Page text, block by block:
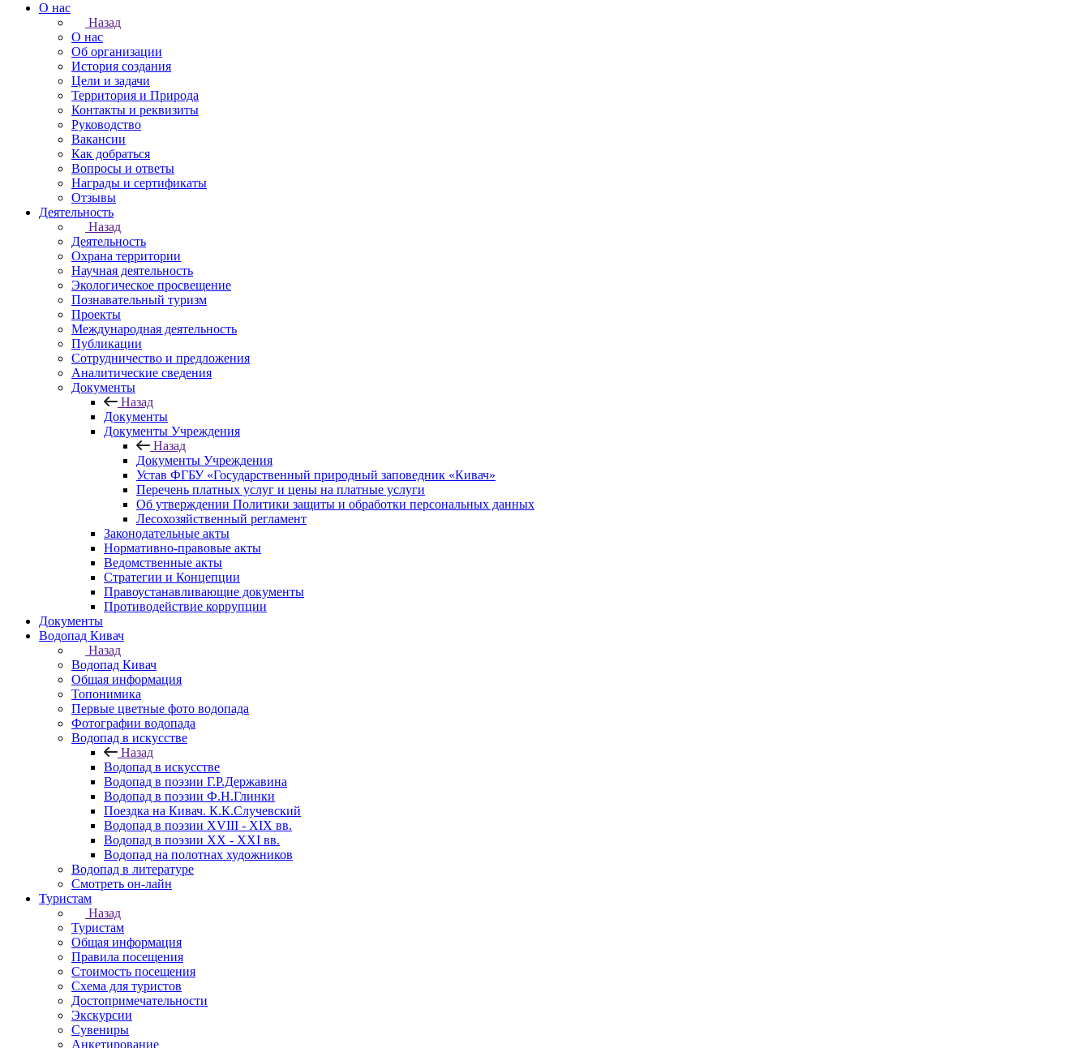
О нас
Назад
О нас
Об организации
История создания
Цели и задачи
Территория и Природа
Контакты и реквизиты
Руководство
Вакансии
Как добраться
Вопросы и ответы
Награды и сертификаты
Отзывы
Деятельность
Назад
Деятельность
Охрана территории
Научная деятельность
Экологическое просвещение
Познавательный туризм
Проекты
Международная деятельность
Публикации
Сотрудничество и предложения
Аналитические сведения
Документы
Назад
Документы
Документы Учреждения
Назад
Документы Учреждения
Устав ФГБУ «Государственный природный заповедник «Кивач»
Перечень платных услуг и цены на платные услуги
Об утверждении Политики защиты и обработки персональных данных
Лесохозяйственный регламент
Законодательные акты
Нормативно-правовые акты
Ведомственные акты
Стратегии и Концепции
Правоустанавливающие документы
Противодействие коррупции
Документы
Водопад Кивач
Назад
Водопад Кивач
Общая информация
Топонимика
Первые цветные фото водопада
Фотографии водопада
Водопад в искусстве
Назад
Водопад в искусстве
Водопад в поэзии Г.Р.Державина
Водопад в поэзии Ф.Н.Глинки
Поездка на Кивач. К.К.Случевский
Водопад в поэзии XVIII - XIX вв.
Водопад в поэзии XX - XXI вв.
Водопад на полотнах художников
Водопад в литературе
Смотреть он-лайн
Туристам
Назад
Туристам
Общая информация
Правила посещения
Стоимость посещения
Схема для туристов
Достопримечательности
Экскурсии
Сувениры
Анкетирование